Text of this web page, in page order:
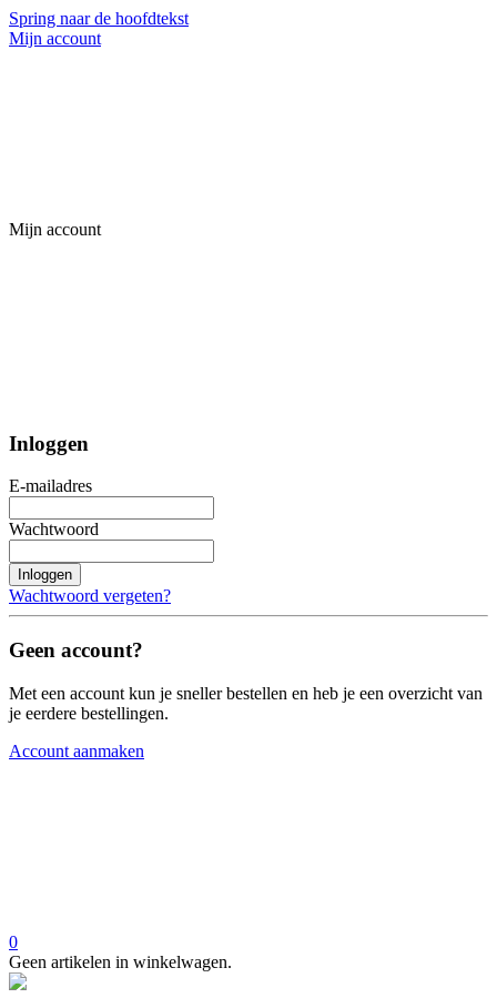
Spring naar de hoofdtekst
Mijn account
Mijn account
Inloggen
E-mailadres
Wachtwoord
Inloggen
Wachtwoord vergeten?
Geen account?
Met een account kun je sneller bestellen en heb je een overzicht van
je eerdere bestellingen.
Account aanmaken
0
Geen artikelen in winkelwagen.